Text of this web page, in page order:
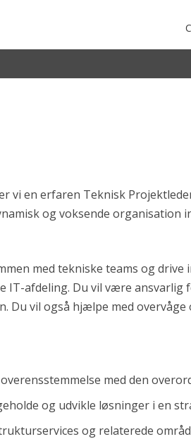
vi en erfaren Teknisk
og voksende
med tekniske teams og
IT-afdeling. Du vil være
Du vil også hjælpe med
med den
og udvikle løsninger i en
og relaterede